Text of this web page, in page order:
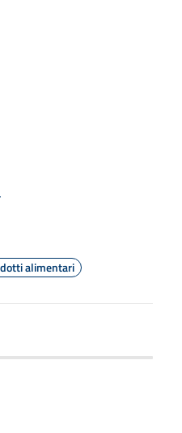
alimentari